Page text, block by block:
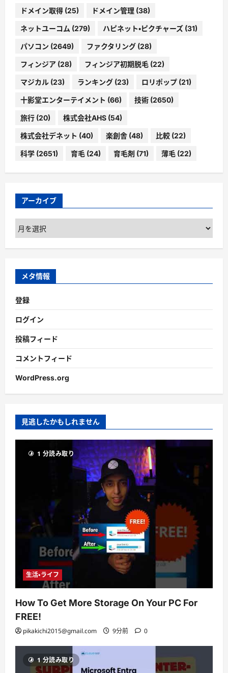
ドメイン取得 (25) ドメイン管理 (38)
ネットユーコム (279) ハピネット・ピクチャーズ (31)
パソコン (2649) ファクタリング (28)
フィンジア (28) フィンジア初期脱毛 (22)
マジカル (23) ランキング (23) ロリポップ (21)
十影堂エンターテイメント (66) 技術 (2650)
旅行 (20) 株式会社AHS (54)
株式会社デネット (40) 楽創舎 (48) 比較 (22)
科学 (2651) 育毛 (24) 育毛剤 (71) 薄毛 (22)
アーカイブ
ア
ー
カ
ブ
メタ情報
登録
ログイン
投稿フィード
コメントフィード
WordPress.org
見逃したかもしれません
1 分読み取り
生活・ライフ
How To Get More Storage On Your PC For
FREE!
pikakichi2015@gmail.com 9分前 0
1 分読み取り